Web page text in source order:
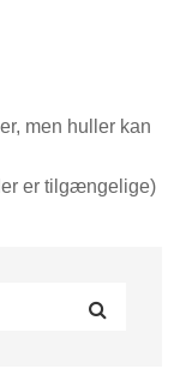
men huller kan
er tilgængelige)